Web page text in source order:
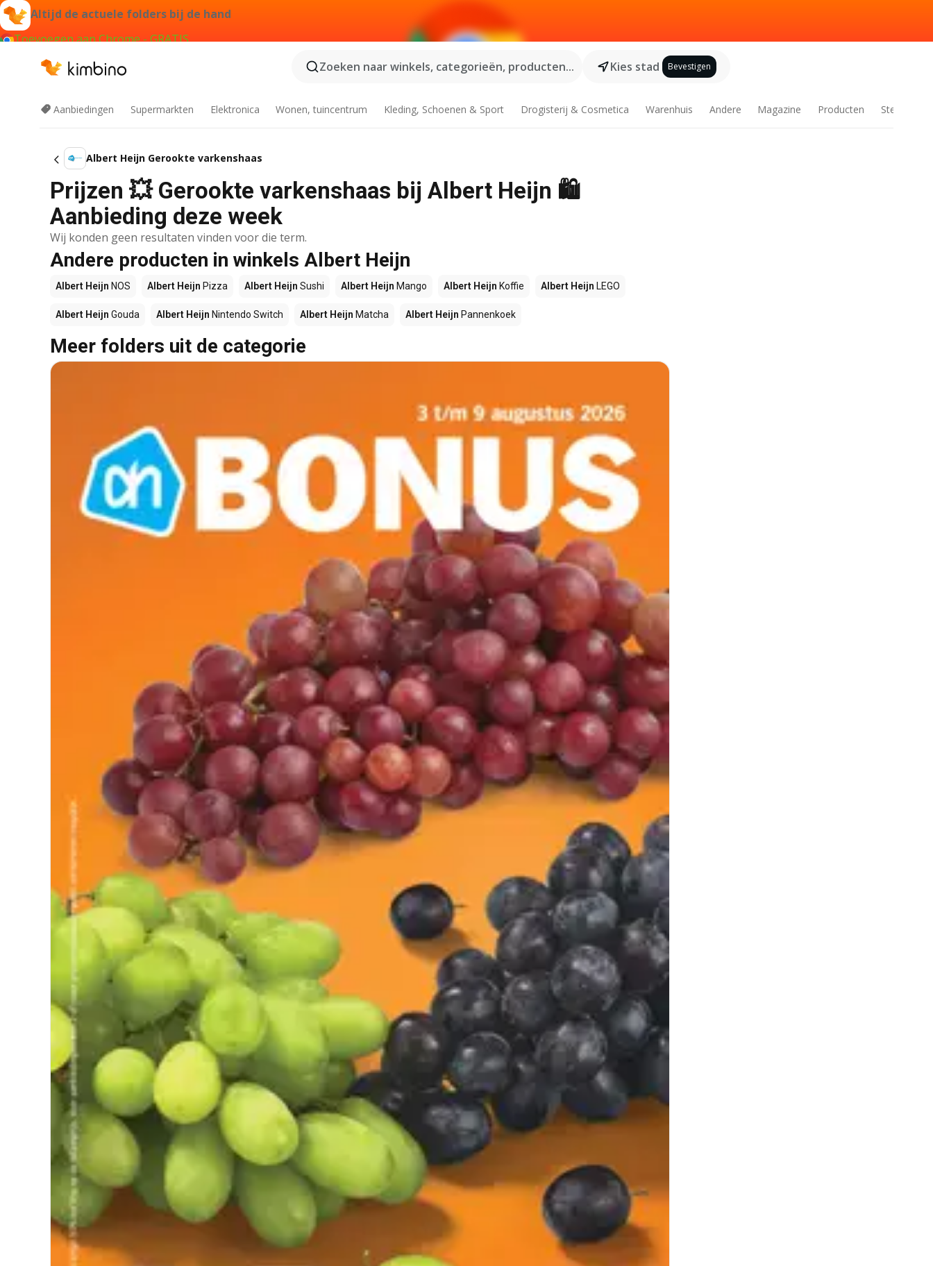
Altijd de actuele folders bij de hand
Toevoegen aan Chrome - GRATIS
Zoeken naar winkels, categorieën, producten...
Kies stad Bevestigen
Aanbiedingen Supermarkten Elektronica Wonen, tuincentrum Kleding, Schoenen & Sport Drogisterij & Cosmetica Warenhuis Andere Magazine Producten Steden
Albert Heijn Gerookte varkenshaas
Prijzen 💥 Gerookte varkenshaas bij Albert Heijn 🛍️
Aanbieding deze week
Wij konden geen resultaten vinden voor die term.
Andere producten in winkels Albert Heijn
Albert Heijn NOS Albert Heijn Pizza Albert Heijn Sushi Albert Heijn Mango Albert Heijn Koffie Albert Heijn LEGO
Albert Heijn Gouda Albert Heijn Nintendo Switch Albert Heijn Matcha Albert Heijn Pannenkoek
Meer folders uit de categorie